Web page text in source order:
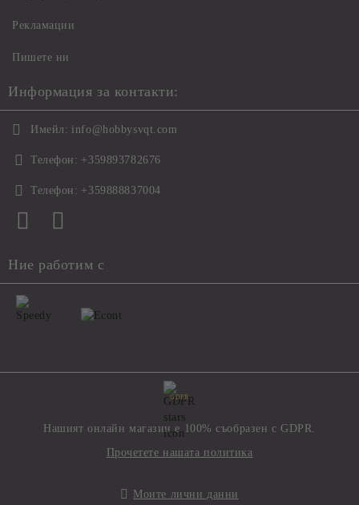
Рекламации
Пишете ни
Информация за контакти:
Имейл: info@hobbysvqt.com
Телефон: +359893782676
Телефон: +359888837004
Ние работим с
GDPR
Нашият онлайн магазин е 100% съобразен с GDPR.
Прочетете нашата политика
Моите лични данни